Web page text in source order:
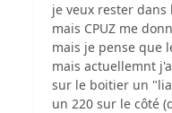
je veux rester dans
mais CPUZ me
mais je pense que
mais actuellemnt
sur le boitier un
un 220 sur le côté